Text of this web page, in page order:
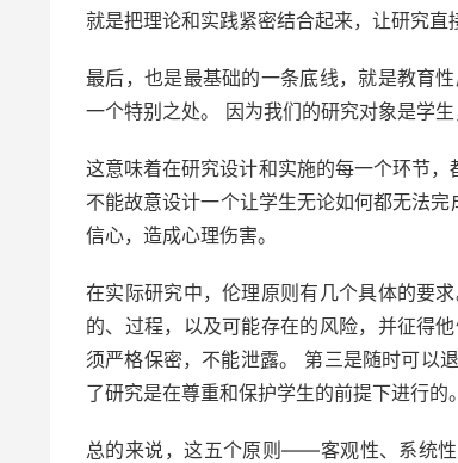
就是把理论和实践紧密结合起来，让研究直
最后，也是最基础的一条底线，就是教育
一个特别之处。 因为我们的研究对象是学
这意味着在研究设计和实施的每一个环节
不能故意设计一个让学生无论如何都无法
信心，造成心理伤害。
在实际研究中，伦理原则有几个具体的要
的、过程，以及可能存在的风险，并征得
须严格保密，不能泄露。 第三是随时可以
了研究是在尊重和保护学生的前提下进行的。
总的来说，这五个原则——客观性、系统